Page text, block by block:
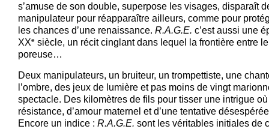
s’amuse de son double, superpose les visages, disparaît
manipulateur pour réapparaître ailleurs, comme pour
les chances d’une renaissance. R.A.G.E. c’est aussi une
XXe siècle, un récit cinglant dans lequel la frontière entre
poreuse…
Deux manipulateurs, un bruiteur, un trompettiste, une
l’ombre, des jeux de lumière et pas moins de vingt
spectacle. Des kilomètres de fils pour tisser une intrigue
résistance, d’amour maternel et d’une tentative
Encore un indice : R.A.G.E. sont les véritables initiales de